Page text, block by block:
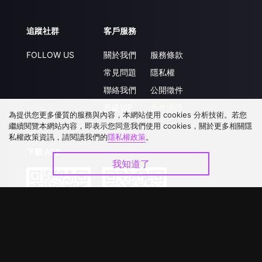
追蹤社群
FOLLOW US
客戶服務
關於我們
常見問題
聯絡我們
服務條款
隱私權
公開徵件
下載 APP
為提供您更多優質的服務與內容，本網站使用 cookies 分析技術。若您
繼續閱覽本網站內容，即表示您同意我們使用 cookies，關於更多相關隱
私權政策資訊，請閱讀我們的隱私權政策。
我知道了